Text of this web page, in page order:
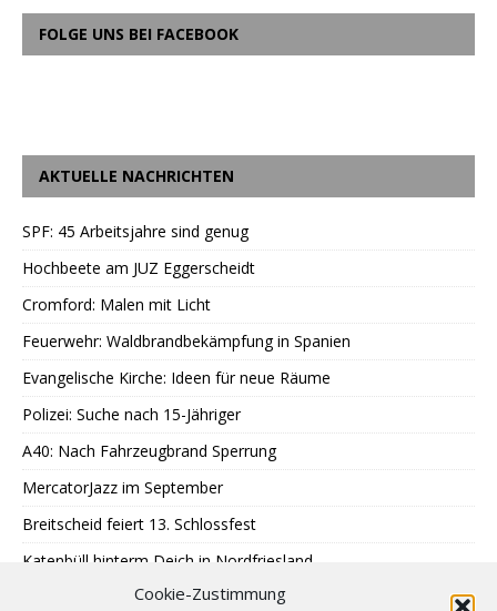
Cookie-Zustimmung
FOLGE UNS BEI FACEBOOK
AKTUELLE NACHRICHTEN
SPF: 45 Arbeitsjahre sind genug
Hochbeete am JUZ Eggerscheidt
Cromford: Malen mit Licht
Feuerwehr: Waldbrandbekämpfung in Spanien
Evangelische Kirche: Ideen für neue Räume
Polizei: Suche nach 15-Jähriger
A40: Nach Fahrzeugbrand Sperrung
MercatorJazz im September
Breitscheid feiert 13. Schlossfest
Katenbüll hinterm Deich in Nordfriesland
SPD: Trauer um Klaus Hänsch